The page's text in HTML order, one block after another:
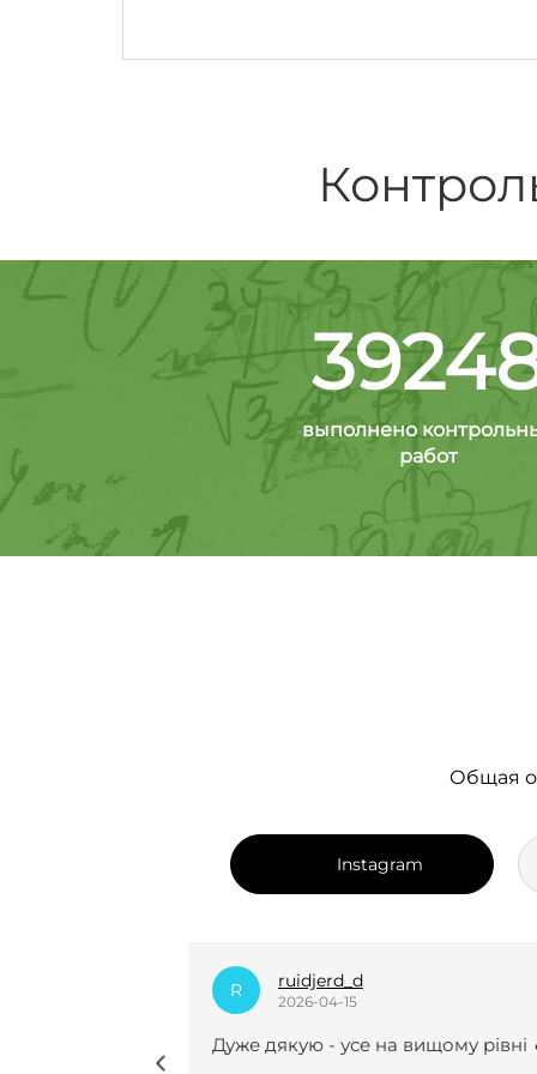
выполнено
работ
Общая
Instagram
D dian_k.i
2025-12-24
Нещодавно вперше замовляла у